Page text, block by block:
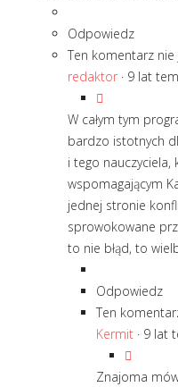
Odpowiedz
Ten komentarz
redaktor · 9 lat
W całym tym
bardzo istotnych
i tego nauczyciela,
wspomagającym
jednej stronie
sprowokowane
to nie błąd, to
Odpowiedz
Ten
Kermit · 9 lat
Znajoma